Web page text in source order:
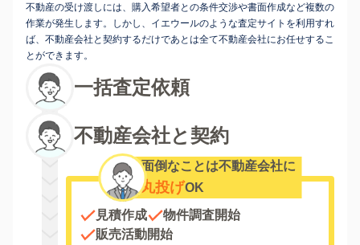
不動産の受け渡しには、購入希望者との条件交渉や書面作成など複数の
作業が発生します。しかし、イエウールのような査定サイトを利用すれ
ば、不動産会社と契約するだけであとは全て不動産会社にお任せするこ
とができます。
一括査定依頼
不動産会社と契約
面倒なことは不動産会社に
丸投げOK
見積作成
物件調査開始
販売活動開始